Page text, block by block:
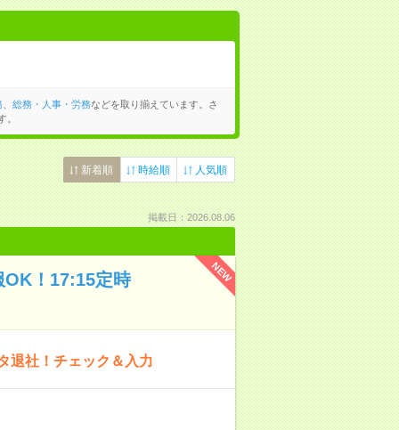
、 総務・人事・労務などを取り揃えています。さ
。
新着順 時給順 人気順
掲載日：2026.08.06
NEW
！17:15定時
退社！チェック＆入力